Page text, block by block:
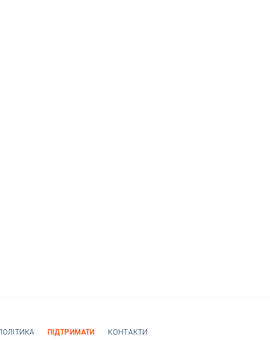
ПІДТРИМАТИ КОНТАКТИ